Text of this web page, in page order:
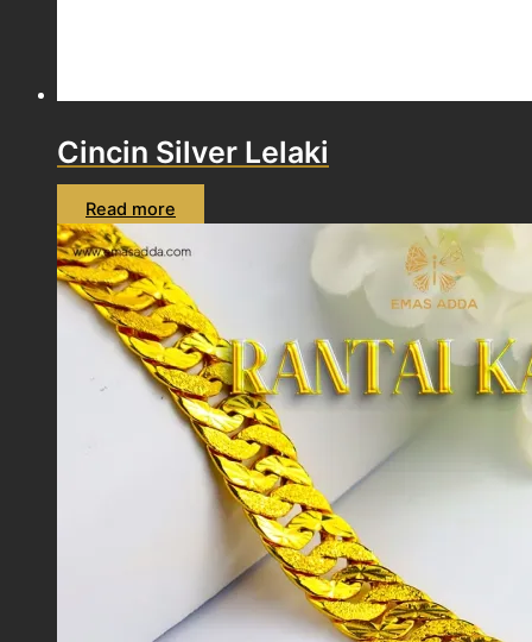
Cincin Silver Lelaki
Read more